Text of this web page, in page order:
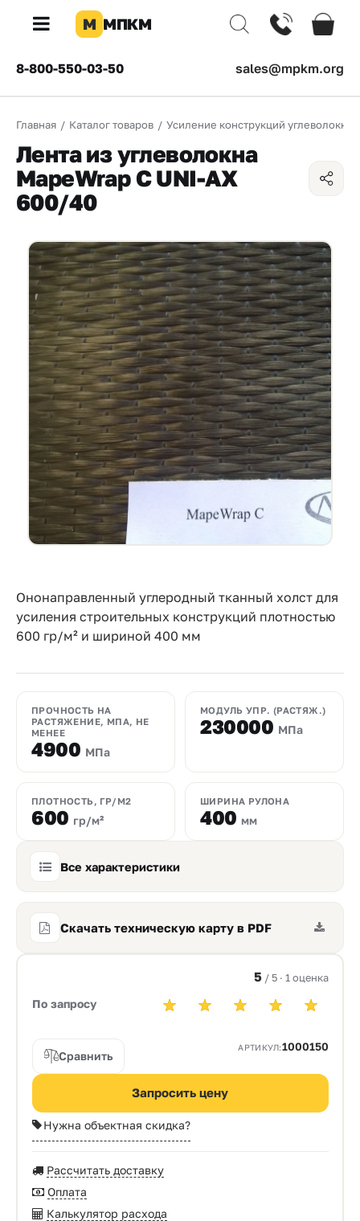
×
КОМПАНИЯ
О
компании
Доставка
Оплата
Каталог
товаров
Бренды
Прайс-
лист
Проектировщикам
Калькуляторы
Контакты
8
550-
03-
sales@mpkm.org
М МПКМ
8-800-550-03-50 sales@mpkm.org
Главная / Каталог товаров / Усиление конструкций углеволокном
Лента из углеволокна
MapeWrap C UNI-AX
600/40
Ононаправленный углеродный тканный холст для
усиления строительных конструкций плотностью
600 гр/м² и шириной 400 мм
ПРОЧНОСТЬ НА
РАСТЯЖЕНИЕ, МПА, НЕ
МЕНЕЕ
4900 МПа
МОДУЛЬ УПР. (РАСТЯЖ.)
230000 МПа
ПЛОТНОСТЬ, ГР/М2
600 гр/м²
ШИРИНА РУЛОНА
400 мм
Все характеристики
Скачать техническую карту в PDF
По запросу
5 / 5 · 1 оценка
Сравнить
АРТИКУЛ:1000150
Запросить цену
Нужна объектная скидка?
Рассчитать доставку
Оплата
Калькулятор расхода